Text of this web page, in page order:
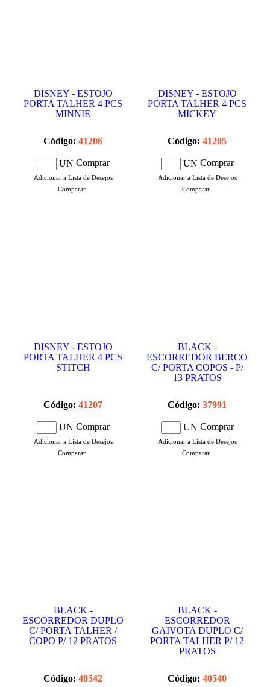
DISNEY - ESTOJO
PORTA TALHER 4 PCS
MINNIE
Código: 41206
UN Comprar
Adicionar a Lista de Desejos
Comparar
DISNEY - ESTOJO
PORTA TALHER 4 PCS
MICKEY
Código: 41205
UN Comprar
Adicionar a Lista de Desejos
Comparar
DISNEY - ESTOJO
PORTA TALHER 4 PCS
STITCH
Código: 41207
UN Comprar
Adicionar a Lista de Desejos
Comparar
BLACK -
ESCORREDOR BERCO
C/ PORTA COPOS - P/
13 PRATOS
Código: 37991
UN Comprar
Adicionar a Lista de Desejos
Comparar
BLACK -
ESCORREDOR DUPLO
C/ PORTA TALHER /
COPO P/ 12 PRATOS
Código: 40542
BLACK -
ESCORREDOR
GAIVOTA DUPLO C/
PORTA TALHER P/ 12
PRATOS
Código: 40540